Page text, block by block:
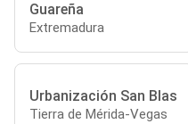
Guareña
Extremadura
Urbanización San Blas
Tierra de Mérida-Vegas